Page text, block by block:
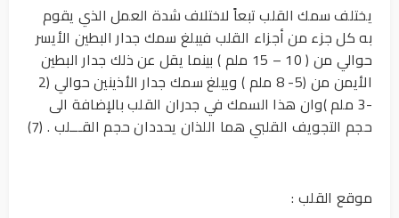
يختلف سمك القلب تبعاً لاختلاف شدة العمل الذي يقوم
به كل جزء من أجزاء القلب فيبلغ سمك جدار البطين الأيسر
حوالي من ( 10 – 15 ملم ) بينما يقل عن ذلك جدار البطين
الأيمن من (5- 8 ملم ) ويبلغ سمك جدار الأذينين حوالي (2
-3 ملم )وان هذا السمك في جدران القلب بالإضافة الى
حجم التجويف القلبي هما اللذان يحددان حجم القـــلب . (7)
موقع القلب :